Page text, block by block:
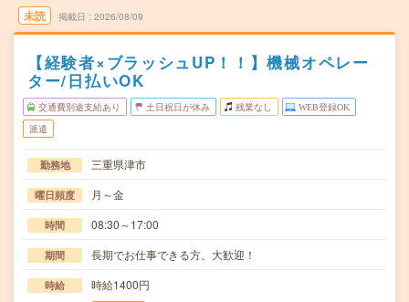
未読 掲載日 2026/08/09
【経験者×ブラッシュUP！！】機械オペレー
ター/日払いOK
交通費別途支給あり 土日祝日が休み 残業なし WEB登録OK
派遣
勤務地 三重県津市
曜日頻度 月～金
時間 08:30～17:00
期間 長期でお仕事できる方、大歓迎！
時給 時給1400円